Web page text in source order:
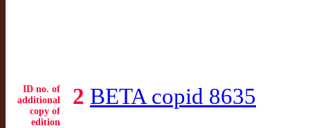
ID no. of
additional
copy of
edition
2 BETA copid 8635